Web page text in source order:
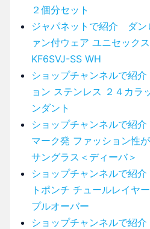
２個分セット
ジャパネットで紹介 ダン
ァン付ウェア ユニセック
KF6SVJ-SS WH
ショップチャンネルで紹
ョン ステンレス ２４カラ
ンダント
ショップチャンネルで紹
マーク発 ファッション性
サングラス＜ディーバ＞
ショップチャンネルで紹
トポンチ チュールレイヤ
プルオーバー
ショップチャンネルで紹